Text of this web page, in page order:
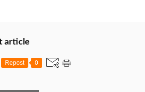
article
Repost 0